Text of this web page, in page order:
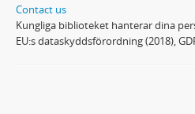
Contact us
Kungliga biblioteket hanterar dina
EU:s dataskyddsförordning (2018),